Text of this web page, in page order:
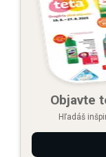
Objavte
Hľadáš